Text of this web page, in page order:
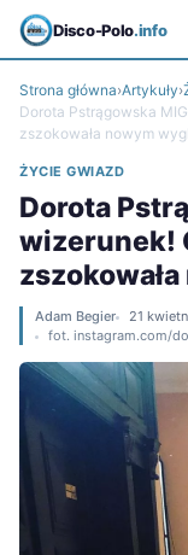
Disco-Polo.info
Strona główna›Artykuły›
Dorota Pstrągowska
zszokowała nowym
ŻYCIE GWIAZD
Dorota
wizerunek!
Adam Begier 21
fot. instagram.com/